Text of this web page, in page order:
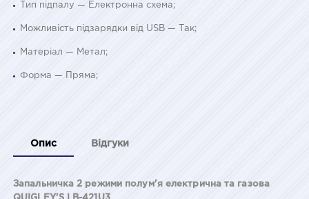
Тип підпалу — Електронна схема;
Можливість підзарядки від USB — Так;
Матеріал — Метал;
Форма — Пряма;
Опис Відгуки
Запальничка 2 режими полум'я електрична та газова